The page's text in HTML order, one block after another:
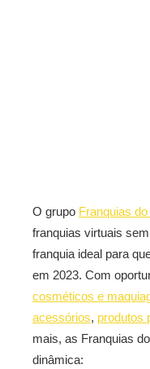
O grupo Franquias
franquias virtuais
franquia ideal para
em 2023. Com
cosméticos e
acessórios, produtos
mais, as Franquias
dinâmica: